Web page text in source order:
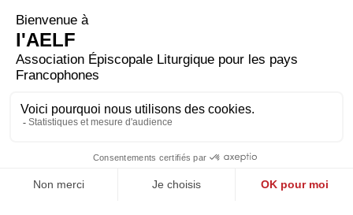
elle est encore source d'action de grâce envers Dieu.
ORAISON
Dieu qui as suscité saint Jean Bosco pour donner à la
amour qui nous fera chercher le salut de nos frères en
ne servant que toi seul.